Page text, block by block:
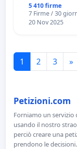
5 410 firme
7 Firme / 30
20 Nov 2025
1 2 3 »
Petizioni.com
Forniamo un
usando il nostro
perciò creare una
prendono le decisioni.